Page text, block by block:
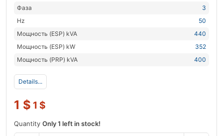
Фаза
3
Hz
50
Мощность (ESP) kVA
440
Мощность (ESP) kW
352
Мощность (PRP) kVA
400
Details...
1 $ 1 $
Quantity Only 1 left in stock!